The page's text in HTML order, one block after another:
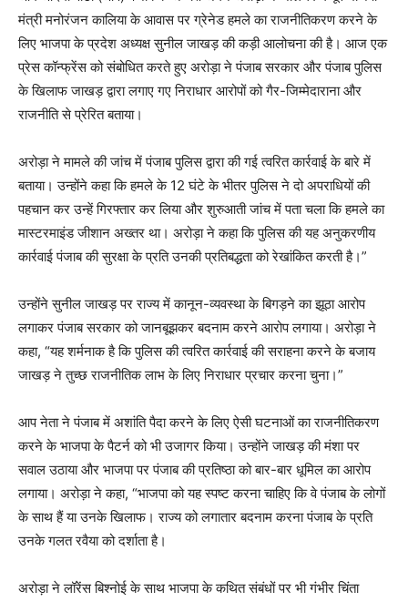
मंत्री मनोरंजन कालिया के आवास पर ग्रेनेड हमले का राजनीतिकरण करने के
लिए भाजपा के प्रदेश अध्यक्ष सुनील जाखड़ की कड़ी आलोचना की है। आज एक
प्रेस कॉन्फ्रेंस को संबोधित करते हुए अरोड़ा ने पंजाब सरकार और पंजाब पुलिस
के खिलाफ जाखड़ द्वारा लगाए गए निराधार आरोपों को गैर-जिम्मेदाराना और
राजनीति से प्रेरित बताया।
अरोड़ा ने मामले की जांच में पंजाब पुलिस द्वारा की गई त्वरित कार्रवाई के बारे में
बताया। उन्होंने कहा कि हमले के 12 घंटे के भीतर पुलिस ने दो अपराधियों की
पहचान कर उन्हें गिरफ्तार कर लिया और शुरुआती जांच में पता चला कि हमले का
मास्टरमाइंड जीशान अख्तर था। अरोड़ा ने कहा कि पुलिस की यह अनुकरणीय
कार्रवाई पंजाब की सुरक्षा के प्रति उनकी प्रतिबद्धता को रेखांकित करती है।”
उन्होंने सुनील जाखड़ पर राज्य में कानून-व्यवस्था के बिगड़ने का झूठा आरोप
लगाकर पंजाब सरकार को जानबूझकर बदनाम करने आरोप लगाया। अरोड़ा ने
कहा, “यह शर्मनाक है कि पुलिस की त्वरित कार्रवाई की सराहना करने के बजाय
जाखड़ ने तुच्छ राजनीतिक लाभ के लिए निराधार प्रचार करना चुना।”
आप नेता ने पंजाब में अशांति पैदा करने के लिए ऐसी घटनाओं का राजनीतिकरण
करने के भाजपा के पैटर्न को भी उजागर किया। उन्होंने जाखड़ की मंशा पर
सवाल उठाया और भाजपा पर पंजाब की प्रतिष्ठा को बार-बार धूमिल का आरोप
लगाया। अरोड़ा ने कहा, “भाजपा को यह स्पष्ट करना चाहिए कि वे पंजाब के लोगों
के साथ हैं या उनके खिलाफ। राज्य को लगातार बदनाम करना पंजाब के प्रति
उनके गलत रवैया को दर्शाता है।
अरोड़ा ने लॉरेंस बिश्नोई के साथ भाजपा के कथित संबंधों पर भी गंभीर चिंता